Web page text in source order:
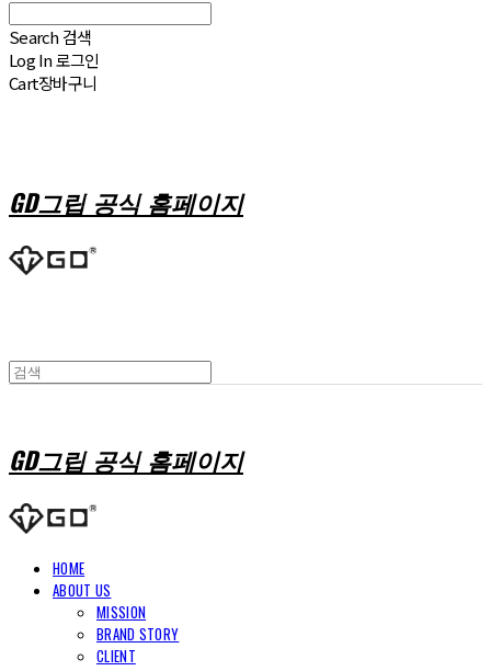
Search 검색
Log In로그인
Cart장바구니
GD그립 공식 홈페이지
GD그립 공식 홈페이지
HOME
ABOUT US
MISSION
BRAND STORY
CLIENT